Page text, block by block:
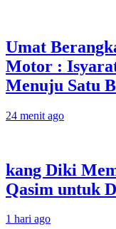
Umat
Motor :
Menuju Satu
24 menit ago
kang Diki
Qasim untuk
1 hari ago